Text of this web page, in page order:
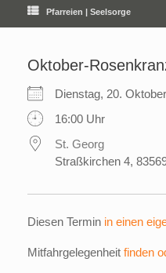
Pfarreien | Seelsorge
Oktober-
Dienstag, 20.
16:00 Uhr
St. Georg
Straßkirchen 4,
Diesen Termin in einen
Mitfahrgelegenheit finden